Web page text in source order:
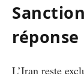
L’Iran reste